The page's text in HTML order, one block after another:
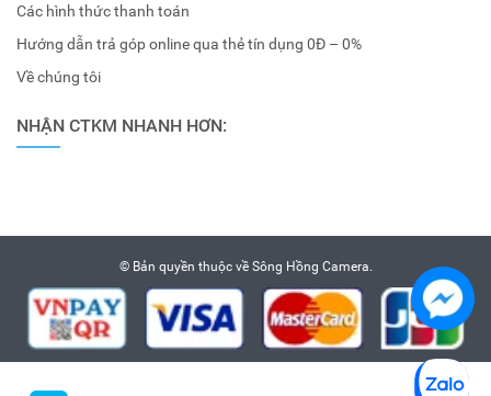
Các hình thức thanh toán
Hướng dẫn trả góp online qua thẻ tín dụng 0Đ – 0%
Về chúng tôi
NHẬN CTKM NHANH HƠN:
© Bản quyền thuộc về Sông Hồng Camera.